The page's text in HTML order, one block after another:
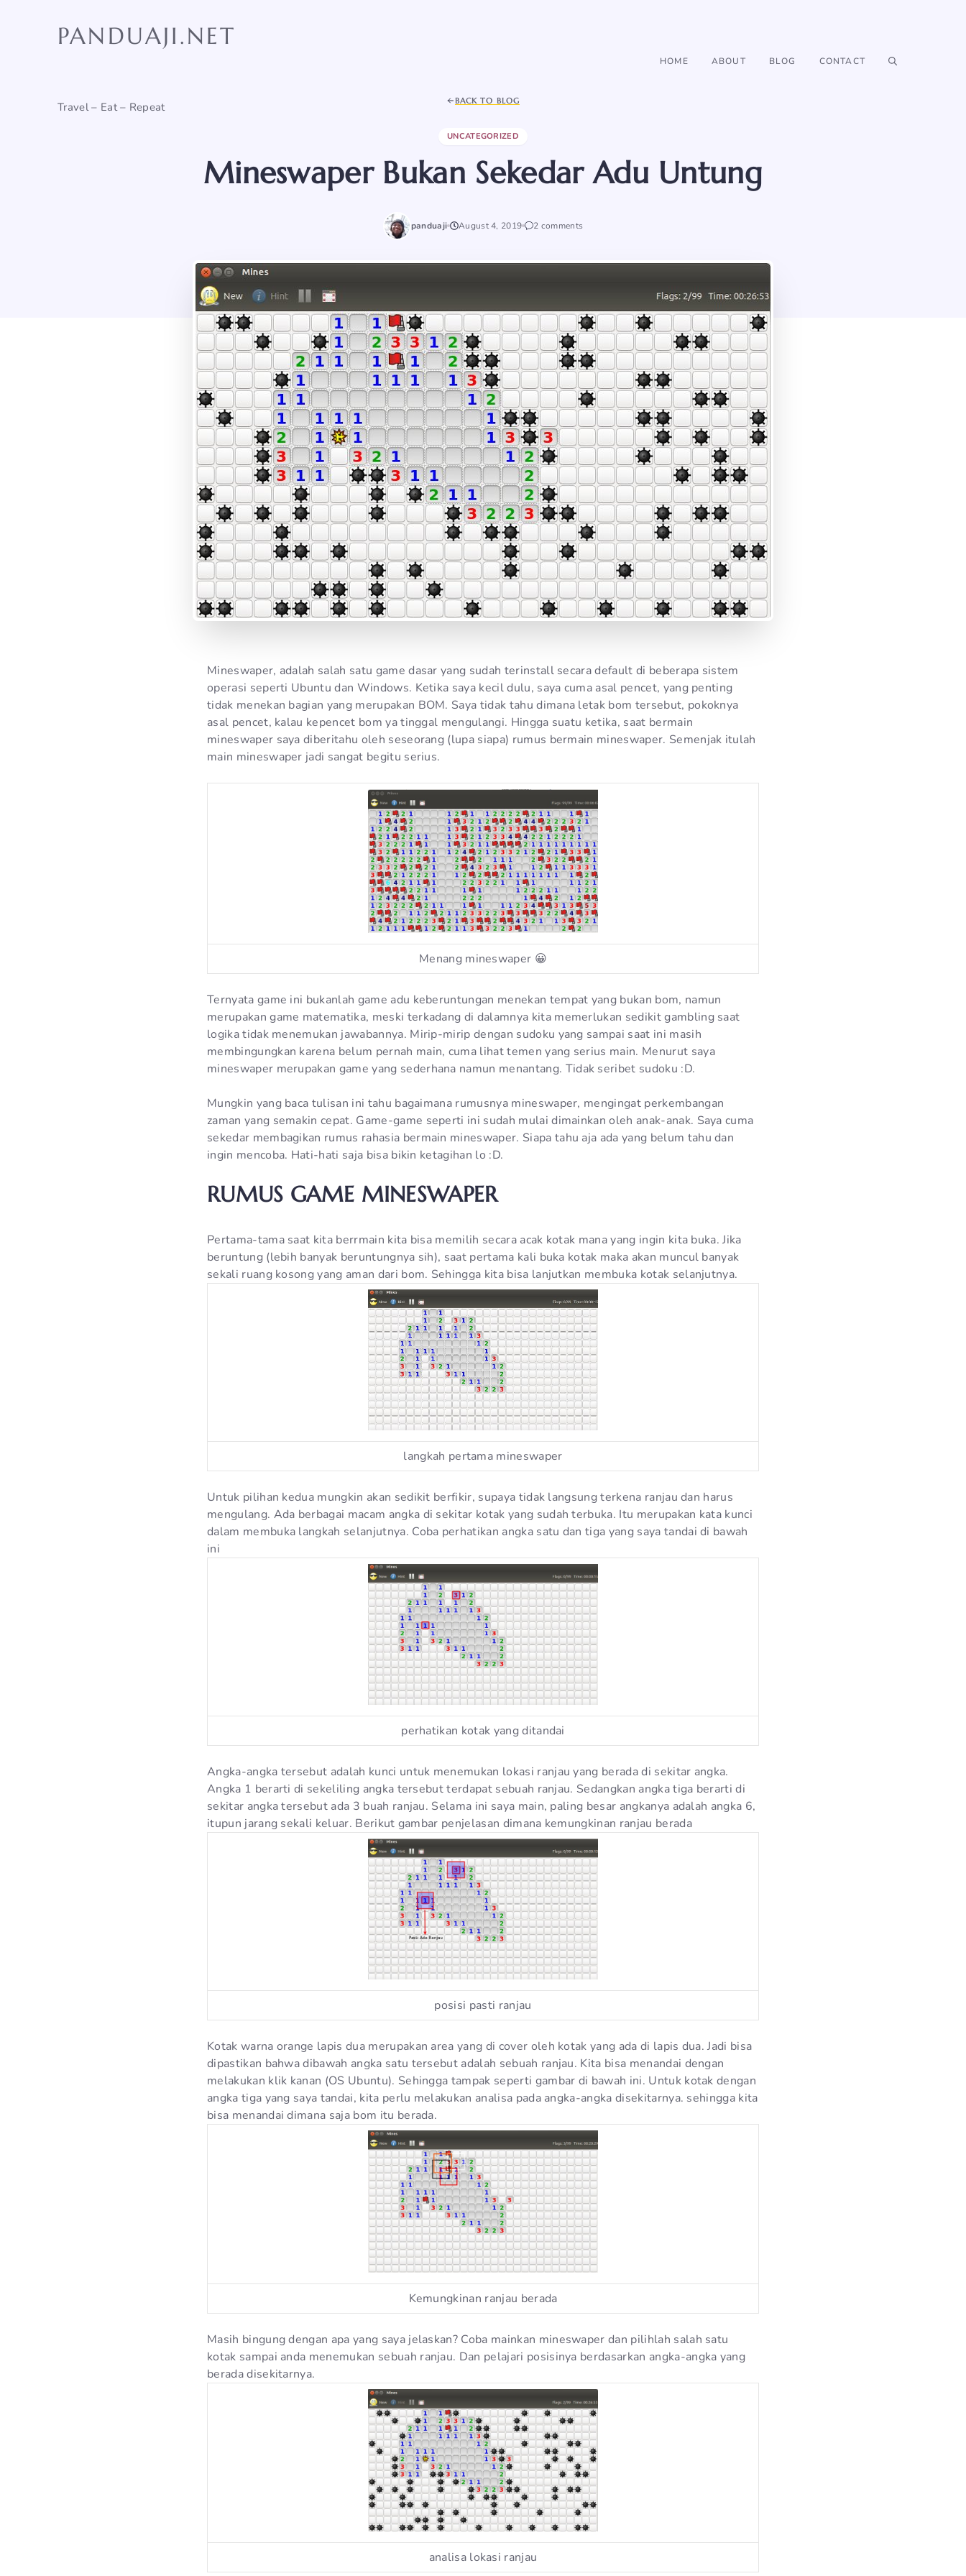
PANDUAJI.NET
Travel – Eat – Repeat
HOME ABOUT BLOG CONTACT
BACK TO BLOG
UNCATEGORIZED
Mineswaper Bukan Sekedar Adu Untung
panduaji August 4, 2019 2 comments
Mineswaper, adalah salah satu game dasar yang sudah terinstall secara default di beberapa sistem
operasi seperti Ubuntu dan Windows. Ketika saya kecil dulu, saya cuma asal pencet, yang penting
tidak menekan bagian yang merupakan BOM. Saya tidak tahu dimana letak bom tersebut, pokoknya
asal pencet, kalau kepencet bom ya tinggal mengulangi. Hingga suatu ketika, saat bermain
mineswaper saya diberitahu oleh seseorang (lupa siapa) rumus bermain mineswaper. Semenjak itulah
main mineswaper jadi sangat begitu serius.
Menang mineswaper 😀
Ternyata game ini bukanlah game adu keberuntungan menekan tempat yang bukan bom, namun
merupakan game matematika, meski terkadang di dalamnya kita memerlukan sedikit gambling saat
logika tidak menemukan jawabannya. Mirip-mirip dengan sudoku yang sampai saat ini masih
membingungkan karena belum pernah main, cuma lihat temen yang serius main. Menurut saya
mineswaper merupakan game yang sederhana namun menantang. Tidak seribet sudoku :D.
Mungkin yang baca tulisan ini tahu bagaimana rumusnya mineswaper, mengingat perkembangan
zaman yang semakin cepat. Game-game seperti ini sudah mulai dimainkan oleh anak-anak. Saya cuma
sekedar membagikan rumus rahasia bermain mineswaper. Siapa tahu aja ada yang belum tahu dan
ingin mencoba. Hati-hati saja bisa bikin ketagihan lo :D.
RUMUS GAME MINESWAPER
Pertama-tama saat kita berrmain kita bisa memilih secara acak kotak mana yang ingin kita buka. Jika
beruntung (lebih banyak beruntungnya sih), saat pertama kali buka kotak maka akan muncul banyak
sekali ruang kosong yang aman dari bom. Sehingga kita bisa lanjutkan membuka kotak selanjutnya.
langkah pertama mineswaper
Untuk pilihan kedua mungkin akan sedikit berfikir, supaya tidak langsung terkena ranjau dan harus
mengulang. Ada berbagai macam angka di sekitar kotak yang sudah terbuka. Itu merupakan kata kunci
dalam membuka langkah selanjutnya. Coba perhatikan angka satu dan tiga yang saya tandai di bawah
ini
perhatikan kotak yang ditandai
Angka-angka tersebut adalah kunci untuk menemukan lokasi ranjau yang berada di sekitar angka.
Angka 1 berarti di sekeliling angka tersebut terdapat sebuah ranjau. Sedangkan angka tiga berarti di
sekitar angka tersebut ada 3 buah ranjau. Selama ini saya main, paling besar angkanya adalah angka 6,
itupun jarang sekali keluar. Berikut gambar penjelasan dimana kemungkinan ranjau berada
posisi pasti ranjau
Kotak warna orange lapis dua merupakan area yang di cover oleh kotak yang ada di lapis dua. Jadi bisa
dipastikan bahwa dibawah angka satu tersebut adalah sebuah ranjau. Kita bisa menandai dengan
melakukan klik kanan (OS Ubuntu). Sehingga tampak seperti gambar di bawah ini. Untuk kotak dengan
angka tiga yang saya tandai, kita perlu melakukan analisa pada angka-angka disekitarnya. sehingga kita
bisa menandai dimana saja bom itu berada.
Kemungkinan ranjau berada
Masih bingung dengan apa yang saya jelaskan? Coba mainkan mineswaper dan pilihlah salah satu
kotak sampai anda menemukan sebuah ranjau. Dan pelajari posisinya berdasarkan angka-angka yang
berada disekitarnya.
analisa lokasi ranjau